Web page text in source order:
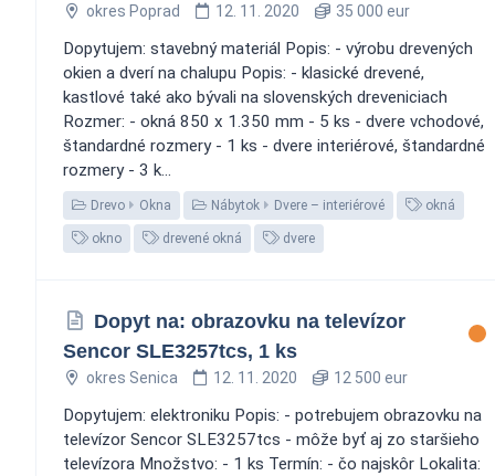
okres Poprad 12. 11. 2020 35 000 eur
Dopytujem: stavebný materiál Popis: - výrobu drevených
okien a dverí na chalupu Popis: - klasické drevené,
kastlové také ako bývali na slovenských dreveniciach
Rozmer: - okná 850 x 1.350 mm - 5 ks - dvere vchodové,
štandardné rozmery - 1 ks - dvere interiérové, štandardné
rozmery - 3 k...
Drevo Okna Nábytok Dvere – interiérové okná
okno drevené okná dvere
Dopyt na: obrazovku na televízor
Sencor SLE3257tcs, 1 ks
okres Senica 12. 11. 2020 12 500 eur
Dopytujem: elektroniku Popis: - potrebujem obrazovku na
televízor Sencor SLE3257tcs - môže byť aj zo staršieho
televízora Množstvo: - 1 ks Termín: - čo najskôr Lokalita: